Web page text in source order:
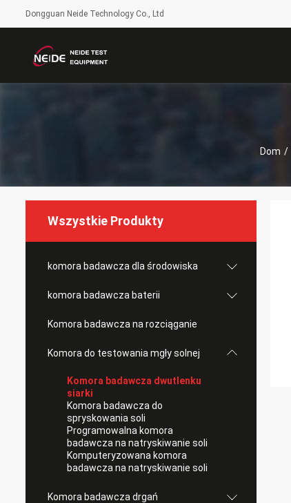
Dongguan Neide Technology Co., Ltd
Dom /
Wszystkie Produkty
komora badawcza dla środowiska
komora badawcza baterii
Komora badawcza na rozciąganie
Komora do testowania mgły solnej
Komora badawcza dwutlenku
siarki
Komora badawcza do
spryskowania soli
Programowalna komora
badawcza na natryskiwanie soli
Komputeryzowana komora
badawcza na natryskiwanie soli
Komora badawcza drgań